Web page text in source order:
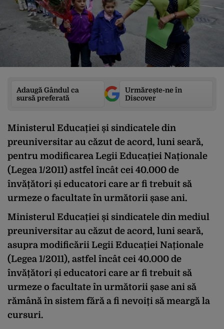
Adaugă Gândul ca
sursă preferată
Urmărește-ne în
Discover
Ministerul Educației și sindicatele din
preuniversitar au căzut de acord, luni seară,
pentru modificarea Legii Educației Naționale
(Legea 1/2011) astfel încât cei 40.000 de
învățători și educatori care ar fi trebuit să
urmeze o facultate în următorii șase ani.
Ministerul Educației și sindicatele din mediul
preuniversitar au căzut de acord, luni seară,
asupra modificării Legii Educației Naționale
(Legea 1/2011), astfel încât cei 40.000 de
învățători și educatori care ar fi trebuit să
urmeze o facultate în următorii șase ani să
rămână în sistem fără a fi nevoiți să meargă la
cursuri.